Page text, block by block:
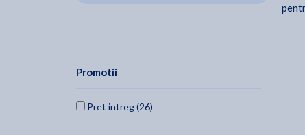
Promotii
Pret intreg (26)